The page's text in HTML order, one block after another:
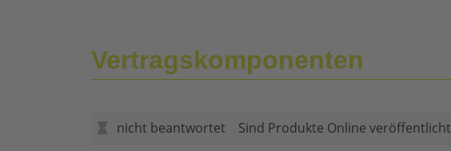
Vertragskomponenten
nicht beantwortet
Sind Produkte Online veröffentlicht